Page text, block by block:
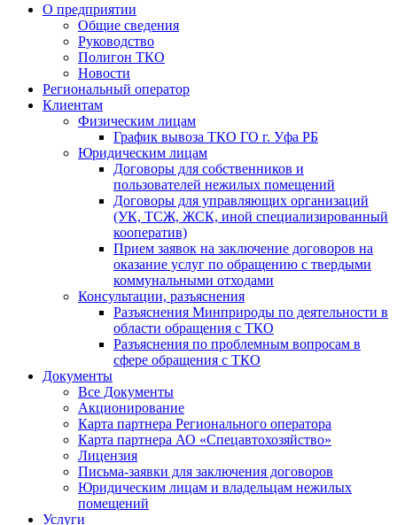
О предприятии
Общие сведения
Руководство
Полигон ТКО
Новости
Региональный оператор
Клиентам
Физическим лицам
График вывоза ТКО ГО г. Уфа РБ
Юридическим лицам
Договоры для собственников и
пользователей нежилых помещений
Договоры для управляющих организаций
(УК, ТСЖ, ЖСК, иной специализированный
кооператив)
Прием заявок на заключение договоров на
оказание услуг по обращению с твердыми
коммунальными отходами
Консультации, разъяснения
Разъяснения Минприроды по деятельности в
области обращения с ТКО
Разъяснения по проблемным вопросам в
сфере обращения с ТКО
Документы
Все Документы
Акционирование
Карта партнера Регионального оператора
Карта партнера АО «Спецавтохозяйство»
Лицензия
Письма-заявки для заключения договоров
Юридическим лицам и владельцам нежилых
помещений
Услуги